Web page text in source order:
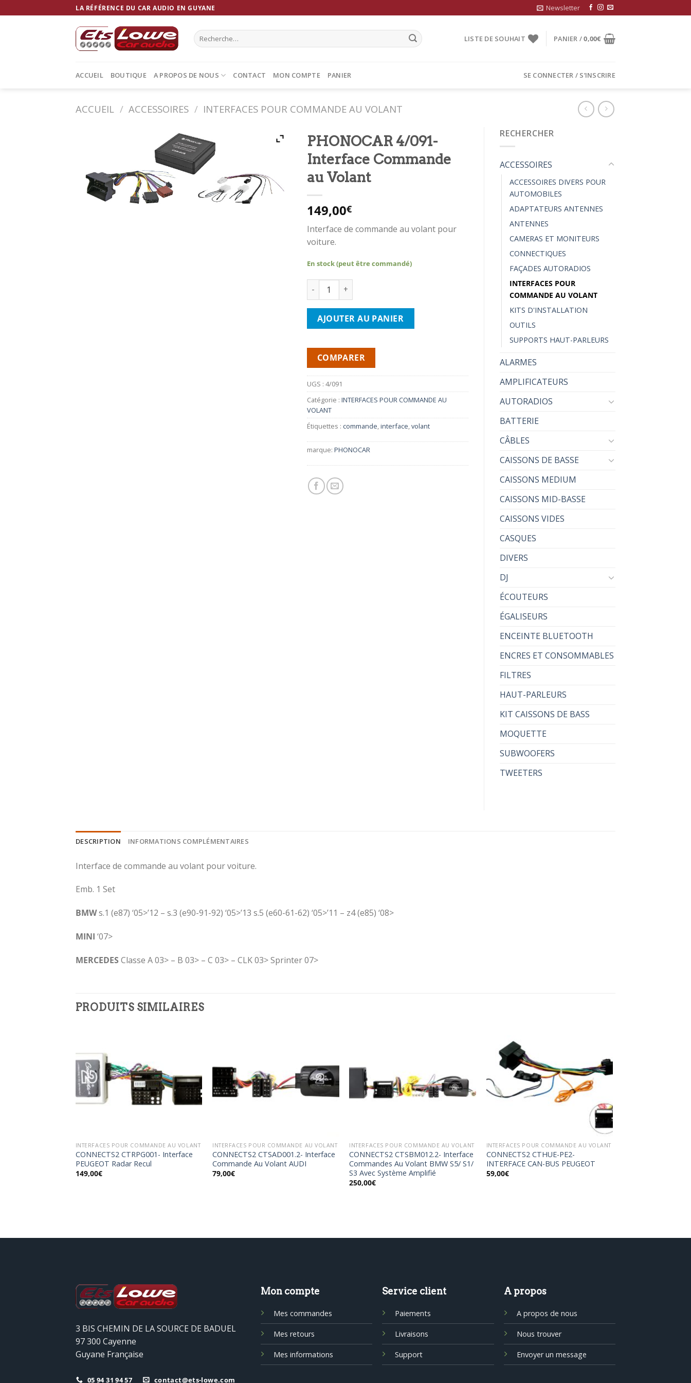
to
LA RÉFÉRENCE DU CAR AUDIO EN GUYANE Newsletter
Recherche
pour :
LISTE DE SOUHAIT PANIER /0,00€
ACCUEIL BOUTIQUE A PROPOS DE NOUS CONTACT MON COMPTE PANIER SE CONNECTER / S’INSCRIRE
ACCUEIL / ACCESSOIRES / INTERFACES POUR COMMANDE AU VOLANT
PHONOCAR 4/091-
Interface Commande
au Volant
149,00€
Interface de commande au volant pour
voiture.
En stock (peut être commandé)
quantité de PHONOCAR 4/091-Interface Commande au Volant
AJOUTER AU PANIER
COMPARER
UGS : 4/091
Catégorie : INTERFACES POUR COMMANDE AU
VOLANT
Étiquettes : commande,interface,volant
marque: PHONOCAR
RECHERCHER
ACCESSOIRES
ACCESSOIRES DIVERS POUR
AUTOMOBILES
ADAPTATEURS ANTENNES
ANTENNES
CAMERAS ET MONITEURS
CONNECTIQUES
FAÇADES AUTORADIOS
INTERFACES POUR
COMMANDE AU VOLANT
KITS D'INSTALLATION
OUTILS
SUPPORTS HAUT-PARLEURS
ALARMES
AMPLIFICATEURS
AUTORADIOS
BATTERIE
CÂBLES
CAISSONS DE BASSE
CAISSONS MEDIUM
CAISSONS MID-BASSE
CAISSONS VIDES
CASQUES
DIVERS
DJ
ÉCOUTEURS
ÉGALISEURS
ENCEINTE BLUETOOTH
ENCRES ET CONSOMMABLES
FILTRES
HAUT-PARLEURS
KIT CAISSONS DE BASS
MOQUETTE
SUBWOOFERS
TWEETERS
DESCRIPTION INFORMATIONS COMPLÉMENTAIRES
Interface de commande au volant pour voiture.
Emb. 1 Set
BMWs.1 (e87) ‘05>’12 – s.3 (e90-91-92) ‘05>’13 s.5 (e60-61-62) ‘05>’11 – z4 (e85) ‘08>
MINI ‘07>
MERCEDES Classe A 03> – B 03> – C 03> – CLK 03> Sprinter 07>
PRODUITS SIMILAIRES
à la
wishlist
INTERFACES POUR COMMANDE AU VOLANT
CONNECTS2 CTRPG001- Interface
PEUGEOT Radar Recul
149,00€
Ajouter
à la
wishlist
INTERFACES POUR COMMANDE AU VOLANT
CONNECTS2 CTSAD001.2- Interface
Commande Au Volant AUDI
79,00€
à la
wishlist
INTERFACES POUR COMMANDE AU VOLANT
CONNECTS2 CTSBM012.2- Interface
Commandes Au Volant BMW S5/ S1/
S3 Avec Système Amplifié
250,00€
Ajouter
à la
wishlist
INTERFACES POUR COMMANDE AU VOLANT
CONNECTS2 CTHUE-PE2-
INTERFACE CAN-BUS PEUGEOT
59,00€
3 BIS CHEMIN DE LA SOURCE DE BADUEL
97 300 Cayenne
Guyane Française
05 94 31 94 57 contact@ets-lowe.com
Mon compte
Mes commandes
Mes retours
Mes informations
Service client
Paiements
Livraisons
Support
A propos
A propos de nous
Nous trouver
Envoyer un message